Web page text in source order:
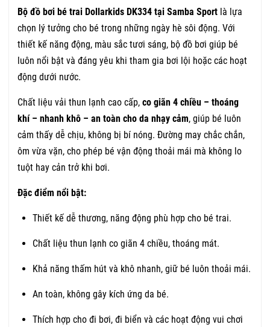
Bộ đồ bơi bé trai Dollarkids DK334 tại Samba Sport là lựa
chọn lý tưởng cho bé trong những ngày hè sôi động. Với
thiết kế năng động, màu sắc tươi sáng, bộ đồ bơi giúp bé
luôn nổi bật và đáng yêu khi tham gia bơi lội hoặc các hoạt
động dưới nước.
Chất liệu vải thun lạnh cao cấp, co giãn 4 chiều – thoáng
khí – nhanh khô – an toàn cho da nhạy cảm, giúp bé luôn
cảm thấy dễ chịu, không bị bí nóng. Đường may chắc chắn,
ôm vừa vặn, cho phép bé vận động thoải mái mà không lo
tuột hay cản trở khi bơi.
Đặc điểm nổi bật:
Thiết kế dễ thương, năng động phù hợp cho bé trai.
Chất liệu thun lạnh co giãn 4 chiều, thoáng mát.
Khả năng thấm hút và khô nhanh, giữ bé luôn thoải mái.
An toàn, không gây kích ứng da bé.
Thích hợp cho đi bơi, đi biển và các hoạt động vui chơi